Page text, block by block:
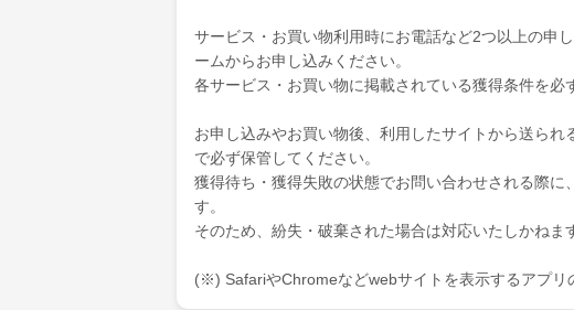
サービス・お買い物利用時にお電話など2つ以上の申
ームからお申し込みください。
各サービス・お買い物に掲載されている獲得条件を必
お申し込みやお買い物後、利用したサイトから送ら
で必ず保管してください。
獲得待ち・獲得失敗の状態でお問い合わせされる際
す。
そのため、紛失・破棄された場合は対応いたしかねま
(※) SafariやChromeなどwebサイトを表示するアプリ